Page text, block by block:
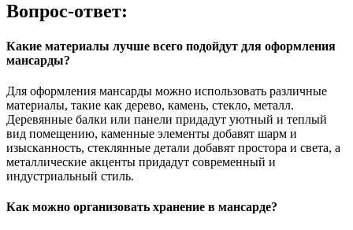
Вопрос-ответ:
Какие материалы лучше всего подойдут для оформления
мансарды?
Для оформления мансарды можно использовать различные
материалы, такие как дерево, камень, стекло, металл.
Деревянные балки или панели придадут уютный и теплый
вид помещению, каменные элементы добавят шарм и
изысканность, стеклянные детали добавят простора и света, а
металлические акценты придадут современный и
индустриальный стиль.
Как можно организовать хранение в мансарде?